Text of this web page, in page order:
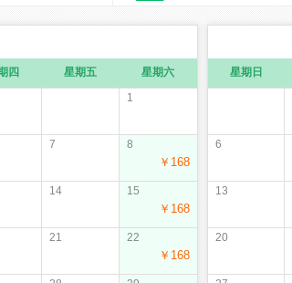
四 星期五
星期六
1
7 8
￥168
14 15
￥168
21 22
￥168
星期日
6
13
20